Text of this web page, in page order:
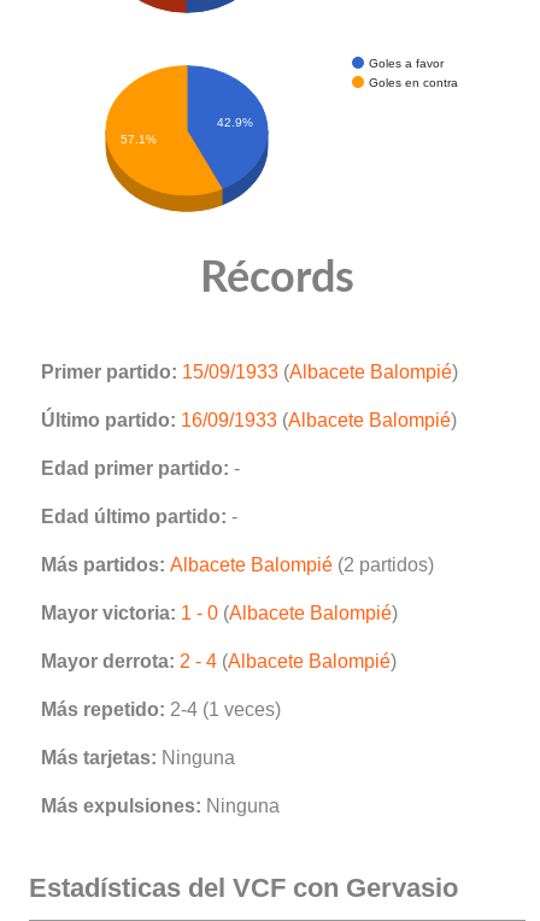
Goles a favor
Goles en contra
42.9%
57.1%
Récords
Primer partido: 15/09/1933 (Albacete Balompié)
Último partido: 16/09/1933 (Albacete Balompié)
Edad primer partido: -
Edad último partido: -
Más partidos: Albacete Balompié (2 partidos)
Mayor victoria: 1 - 0 (Albacete Balompié)
Mayor derrota: 2 - 4 (Albacete Balompié)
Más repetido: 2-4 (1 veces)
Más tarjetas: Ninguna
Más expulsiones: Ninguna
Estadísticas del VCF con Gervasio